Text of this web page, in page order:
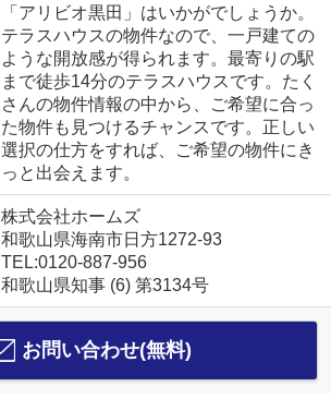
「アリビオ黒田」はいかがでしょうか。
テラスハウスの物件なので、一戸建ての
ような開放感が得られます。最寄りの駅
まで徒歩14分のテラスハウスです。たく
さんの物件情報の中から、ご希望に合っ
た物件も見つけるチャンスです。正しい
選択の仕方をすれば、ご希望の物件にき
っと出会えます。
株式会社ホームズ
和歌山県海南市日方1272-93
TEL:0120-887-956
和歌山県知事 (6) 第3134号
お問い合わせ(無料)